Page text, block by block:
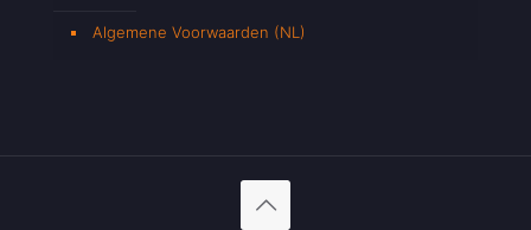
Algemene Voorwaarden (NL)